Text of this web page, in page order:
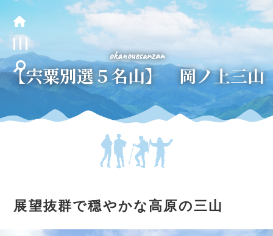
okanouesanzan
【宍粟別選５名山】 岡ノ上三山
展望抜群で穏やかな高原の三山